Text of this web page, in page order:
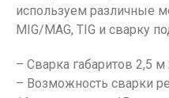
используем различные
MIG/MAG, TIG и сварку
– Сварка габаритов 2,5
– Возможность сварки